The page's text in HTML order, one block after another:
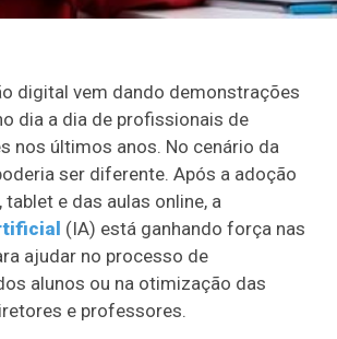
digital vem dando demonstrações
dia a dia de profissionais de
nos últimos anos. No cenário da
ser diferente. Após a adoção
e das aulas online, a
(IA) está ganhando força nas
ajudar no processo de
alunos ou na otimização das
e professores.